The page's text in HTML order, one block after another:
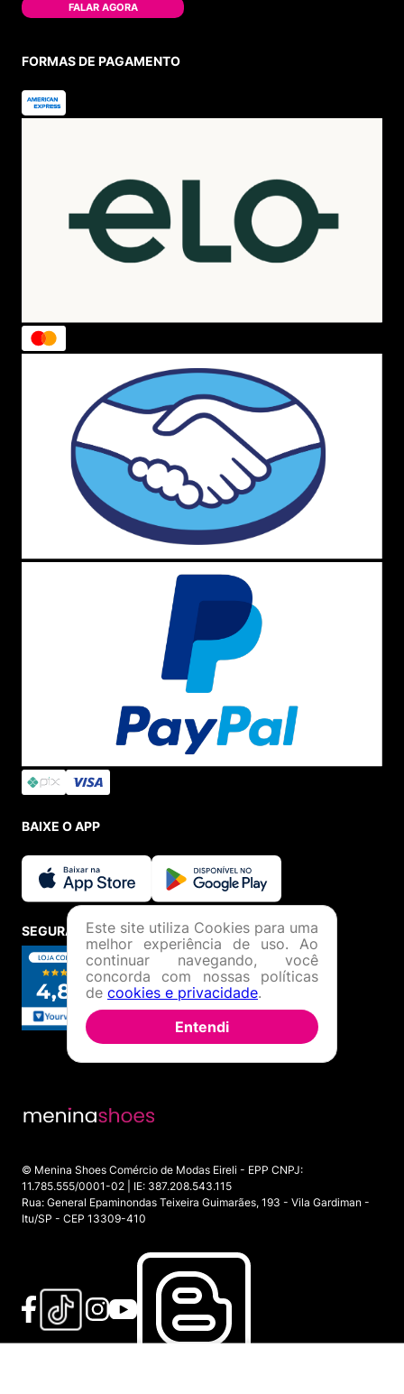
FALAR AGORA
FORMAS DE PAGAMENTO
BAIXE O APP
SEGURANÇA E CREDIBILIDADE
© Menina Shoes Comércio de Modas Eireli - EPP CNPJ:
11.785.555/0001-02 | IE: 387.208.543.115
Rua: General Epaminondas Teixeira Guimarães, 193 - Vila Gardiman -
Itu/SP - CEP 13309-410
Este site utiliza Cookies para uma
melhor experiência de uso. Ao
continuar navegando, você
concorda com nossas políticas
de cookies e privacidade.
Entendi